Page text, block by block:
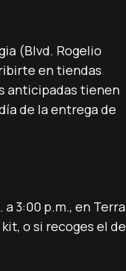
(Blvd. Rogelio
en tiendas
anticipadas tienen
de la entrega de
3:00 p.m., en Terra
o si recoges el de